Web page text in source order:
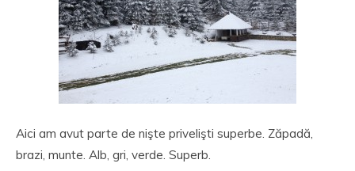
Aici am avut parte de nişte privelişti superbe. Zăpadă,
brazi, munte. Alb, gri, verde. Superb.